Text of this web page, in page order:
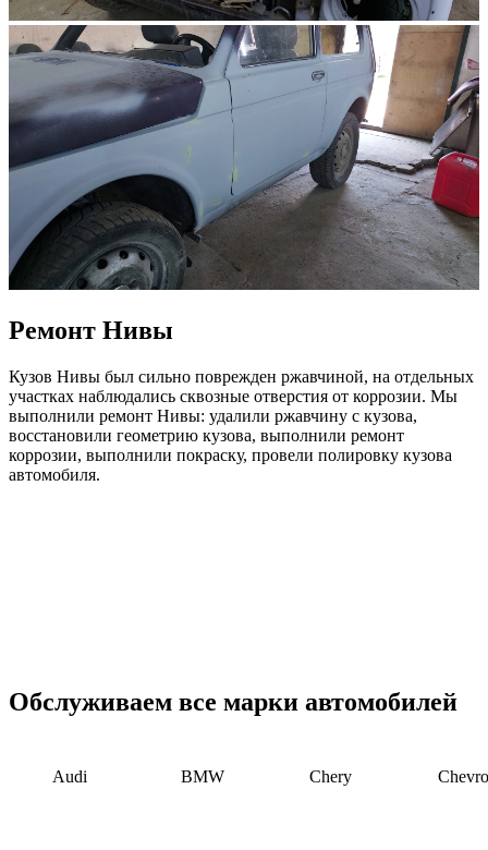
Ремонт Нивы
Кузов Нивы был сильно поврежден ржавчиной, на отдельных
участках наблюдались сквозные отверстия от коррозии. Мы
выполнили ремонт Нивы: удалили ржавчину с кузова,
восстановили геометрию кузова, выполнили ремонт
коррозии, выполнили покраску, провели полировку кузова
автомобиля.
Обслуживаем все марки автомобилей
Audi BMW Chery